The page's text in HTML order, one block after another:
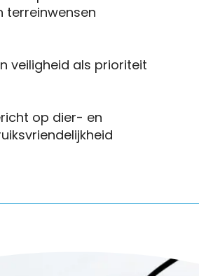
terreinwensen
veiligheid als prioriteit
op dier- en